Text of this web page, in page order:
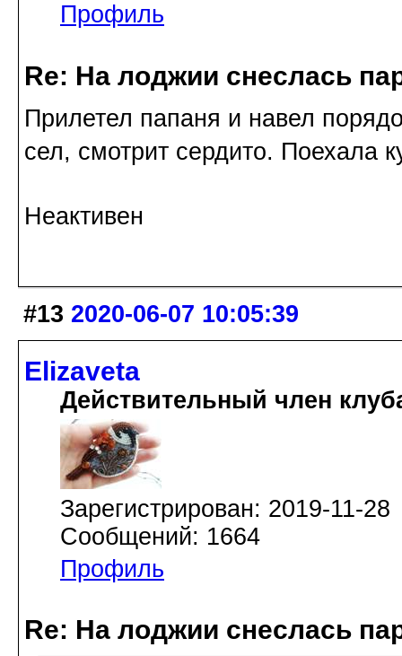
Профиль
Re: На лоджии снеслась
Прилетел папаня и навел
сел, смотрит сердито. Поехала
Неактивен
#13 2020-06-07 10:05:39
Elizaveta
Действительный член
Зарегистрирован: 2019-11-28
Сообщений: 1664
Профиль
Re: На лоджии снеслась